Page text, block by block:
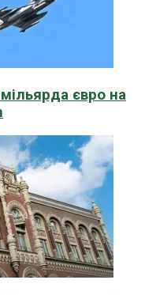
євро на